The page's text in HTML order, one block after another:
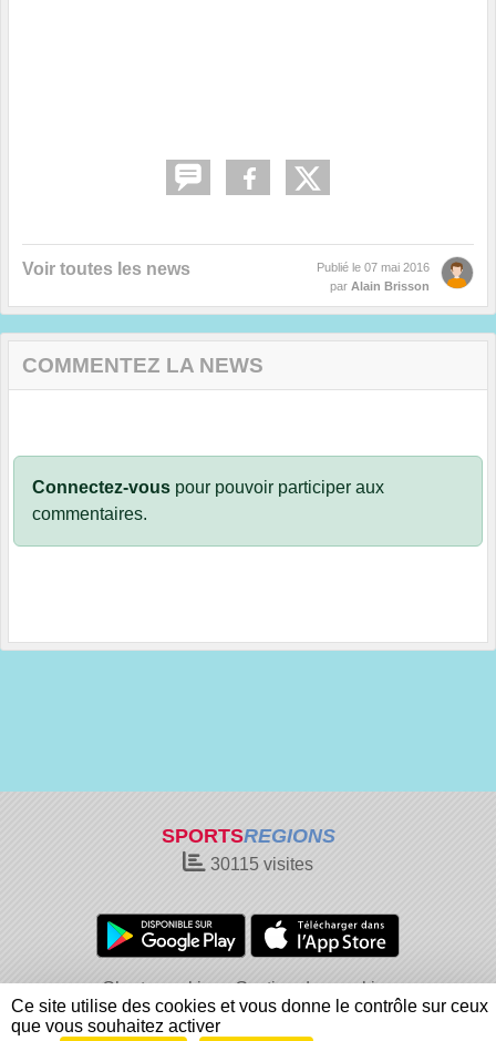
Voir toutes les news Publié le 07 mai 2016
par Alain Brisson
COMMENTEZ LA NEWS
Connectez-vous pour pouvoir participer aux
commentaires.
SPORTSREGIONS
30115 visites
Charte cookies
Gestion des cookies
Informations légales
Signaler un contenu inapproprié
Ce site utilise des cookies et vous donne le contrôle sur ceux
que vous souhaitez activer